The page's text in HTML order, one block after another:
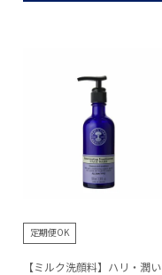
定期便OK
【ミルク洗顔料】ハリ・潤い